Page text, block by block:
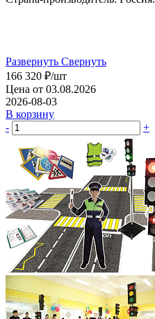
Развернуть Свернуть
166 320 ₽/шт
Цена от 03.08.2026
2026-08-03
В корзину
-
+